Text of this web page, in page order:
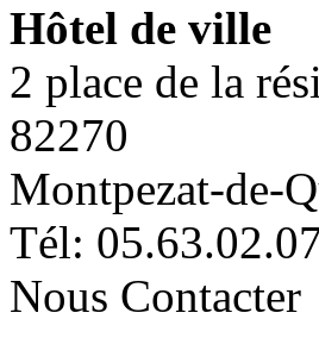
Hôtel de ville
2 place de la
82270
Montpezat-de-
Tél:
Nous Contacter